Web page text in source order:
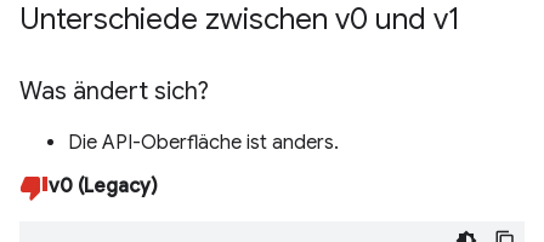
Unterschiede zwischen v0 und v1
Was ändert sich?
Die API-Oberfläche ist anders.
v0 (Legacy)